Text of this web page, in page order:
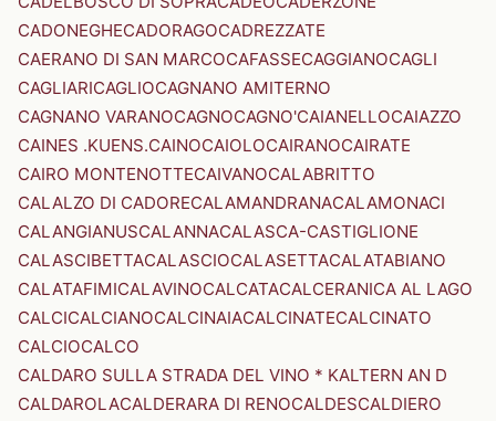
CADONEGHECADORAGOCADREZZATE
CAERANO DI SAN MARCOCAFASSECAGGIANOCAGLI
CAGLIARICAGLIOCAGNANO AMITERNO
CAGNANO VARANOCAGNOCAGNO'CAIANELLOCAIAZZO
CAINES .KUENS.CAINOCAIOLOCAIRANOCAIRATE
CAIRO MONTENOTTECAIVANOCALABRITTO
CALALZO DI CADORECALAMANDRANACALAMONACI
CALANGIANUSCALANNACALASCA-CASTIGLIONE
CALASCIBETTACALASCIOCALASETTACALATABIANO
CALATAFIMICALAVINOCALCATACALCERANICA AL LAGO
CALCICALCIANOCALCINAIACALCINATECALCINATO
CALCIOCALCO
CALDARO SULLA STRADA DEL VINO * KALTERN AN D
CALDAROLACALDERARA DI RENOCALDESCALDIERO